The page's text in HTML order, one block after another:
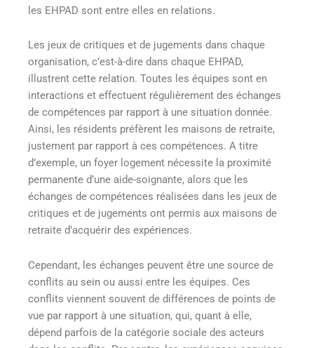
les EHPAD sont entre elles en relations.
Les jeux de critiques et de jugements dans chaque
organisation, c’est-à-dire dans chaque EHPAD,
illustrent cette relation. Toutes les équipes sont en
interactions et effectuent régulièrement des échanges
de compétences par rapport à une situation donnée.
Ainsi, les résidents préfèrent les maisons de retraite,
justement par rapport à ces compétences. A titre
d’exemple, un foyer logement nécessite la proximité
permanente d’une aide-soignante, alors que les
échanges de compétences réalisées dans les jeux de
critiques et de jugements ont permis aux maisons de
retraite d’acquérir des expériences.
Cependant, les échanges peuvent être une source de
conflits au sein ou aussi entre les équipes. Ces
conflits viennent souvent de différences de points de
vue par rapport à une situation, qui, quant à elle,
dépend parfois de la catégorie sociale des acteurs